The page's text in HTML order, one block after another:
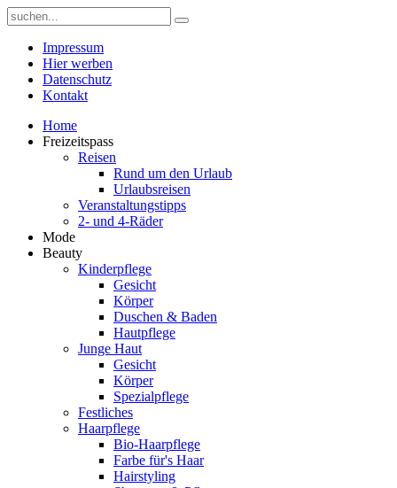
Impressum
Hier werben
Datenschutz
Kontakt
Home
Freizeitspass
Reisen
Rund um den Urlaub
Urlaubsreisen
Veranstaltungstipps
2- und 4-Räder
Mode
Beauty
Kinderpflege
Gesicht
Körper
Duschen & Baden
Hautpflege
Junge Haut
Gesicht
Körper
Spezialpflege
Festliches
Haarpflege
Bio-Haarpflege
Farbe für's Haar
Hairstyling